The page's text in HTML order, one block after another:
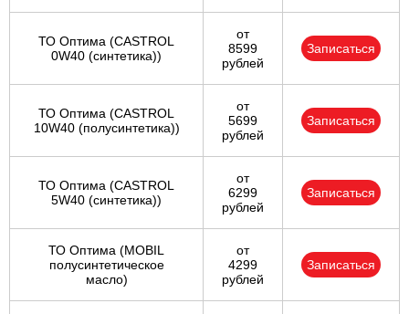
ТО Оптима (CASTROL
0W40 (синтетика))
от
8599
рублей
Записаться
ТО Оптима (CASTROL
10W40 (полусинтетика))
от
5699
рублей
Записаться
ТО Оптима (CASTROL
5W40 (синтетика))
от
6299
рублей
Записаться
ТО Оптима (MOBIL
полусинтетическое
масло)
от
4299
рублей
Записаться